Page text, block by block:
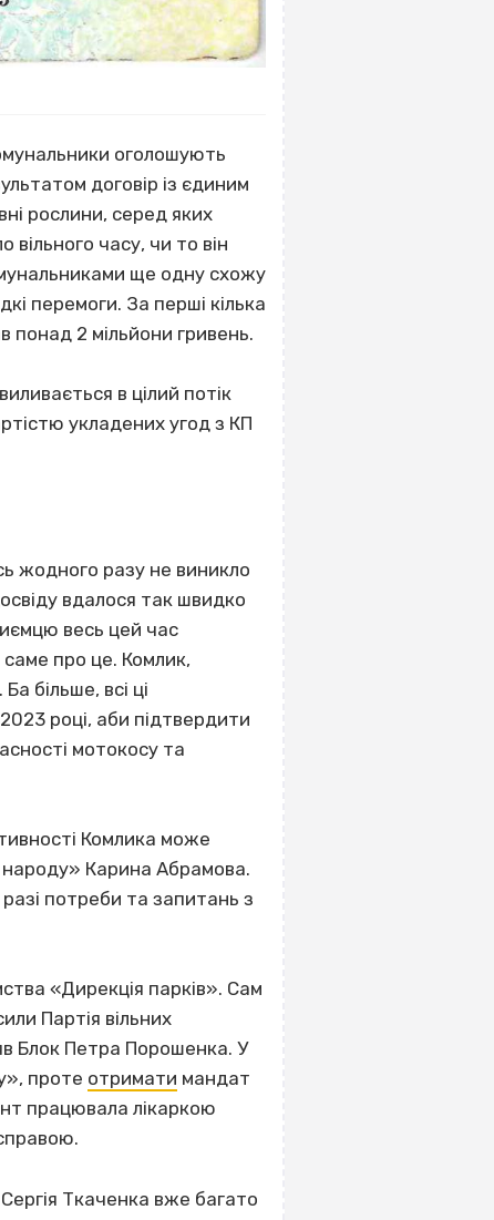
оголошують
договір із єдиним
рослини, серед яких
вільного часу, чи то він
ще одну схожу
перемоги. За перші кілька
понад 2 мільйони гривень.
в цілий потік
укладених угод з КП
жодного разу не виникло
вдалося так швидко
весь цей час
про це. Комлик,
більше, всі ці
році, аби підтвердити
мотокосу та
Комлика може
народу» Карина Абрамова.
потреби та запитань з
«Дирекція парків». Сам
Партія вільних
Блок Петра Порошенка. У
проте отримати мандат
працювала лікаркою
Ткаченка вже багато